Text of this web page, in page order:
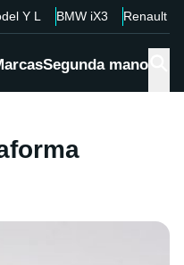
Y L BMW iX3 Renault
Segunda mano